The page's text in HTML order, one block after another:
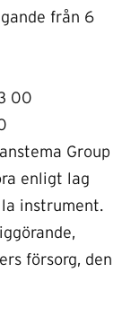
från 6
00
Group
enligt lag
instrument.
försorg, den